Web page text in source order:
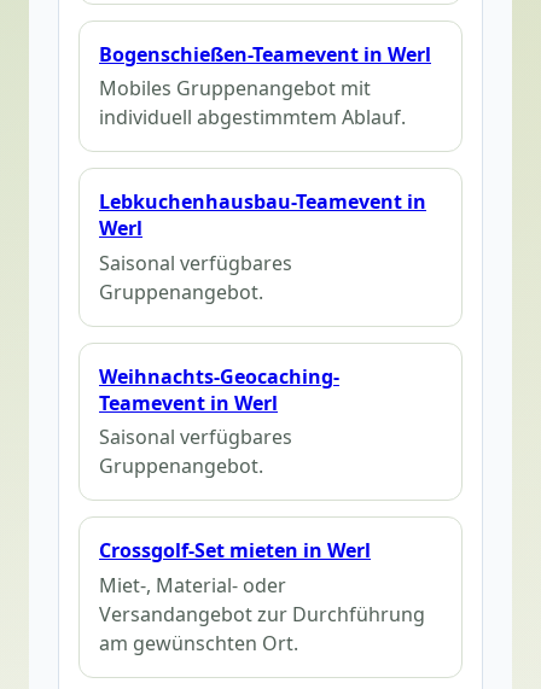
Bogenschießen-Teamevent in Werl
Mobiles Gruppenangebot mit
individuell abgestimmtem Ablauf.
Lebkuchenhausbau-Teamevent in
Werl
Saisonal verfügbares
Gruppenangebot.
Weihnachts-Geocaching-
Teamevent in Werl
Saisonal verfügbares
Gruppenangebot.
Crossgolf-Set mieten in Werl
Miet-, Material- oder
Versandangebot zur Durchführung
am gewünschten Ort.